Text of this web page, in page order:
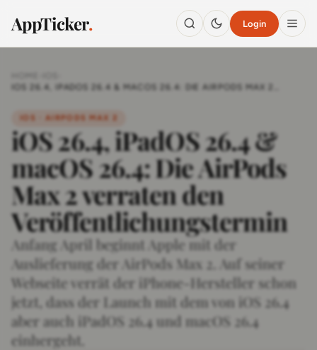
AppTicker. Login
IOS 26.4, IPADOS 26.4 & MACOS 26.4: DIE AIRPODS MAX 2
IOS · AIRPODS MAX 2
iOS 26.4, iPadOS 26.4 &
macOS 26.4: Die AirPods
Max 2 verraten den
Veröffentlichungstermin
Anfang April beginnt Apple mit der
Auslieferung der AirPods Max 2. Auf seiner
Webseite verrät der iPhone-Hersteller schon
jetzt, dass der Launch mit dem von iOS 26.4
aber auch iPadOS 26.4 und macOS 26.4
einhergeht.